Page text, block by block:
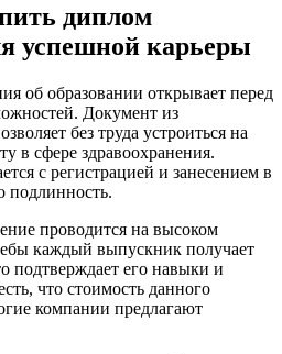
диплом
успешной карьеры
об образовании открывает перед
Документ из
без труда устроиться на
в сфере здравоохранения.
с регистрацией и занесением в
подлинность.
проводится на высоком
каждый выпускник получает
подтверждает его навыки и
что стоимость данного
компании предлагают